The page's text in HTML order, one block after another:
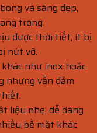
và sáng đẹp,
trọng.
được thời tiết, ít bị
nứt vỡ.
như inox hoặc
nhưng vẫn đảm
liệu nhẹ, dễ dàng
bề mặt khác